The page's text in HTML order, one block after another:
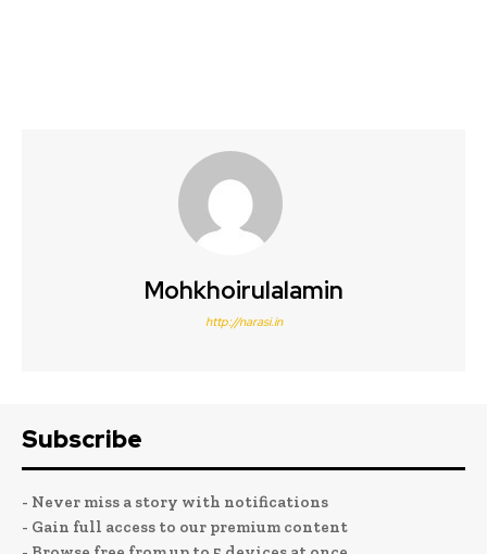
Mohkhoirulalamin
http://narasi.in
Subscribe
- Never miss a story with notifications
- Gain full access to our premium content